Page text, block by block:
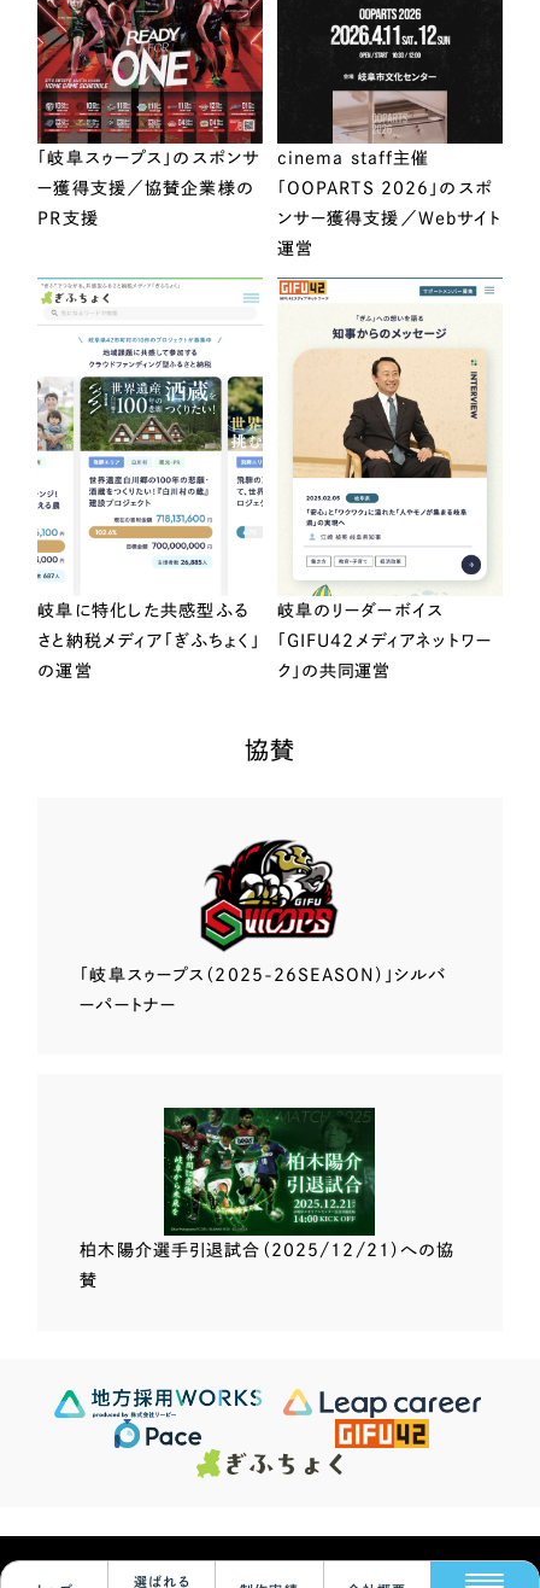
選ばれる
624 この条件で検索する
「岐阜スゥープス」のスポンサ
ー獲得支援／協賛企業様の
PR支援
cinema staff主催
「OOPARTS 2026」のスポ
ンサー獲得支援／Webサイト
運営
岐阜に特化した共感型ふる
さと納税メディア「ぎふちょく」
の運営
岐阜のリーダーボイス
「GIFU42メディアネットワー
ク」の共同運営
協賛
「岐阜スゥープス （2025-26SEASON）」 シルバ
ーパートナー
柏木陽介選手引退試合（2025/12/21）への協
賛